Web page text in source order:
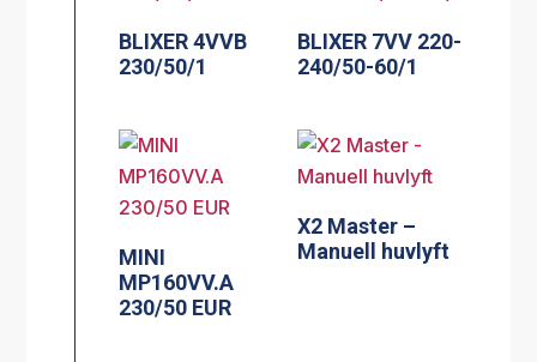
BLIXER 4VVB
230/50/1
BLIXER 7VV 220-
240/50-60/1
MINI
MP160VV.A
230/50 EUR
X2 Master –
Manuell huvlyft